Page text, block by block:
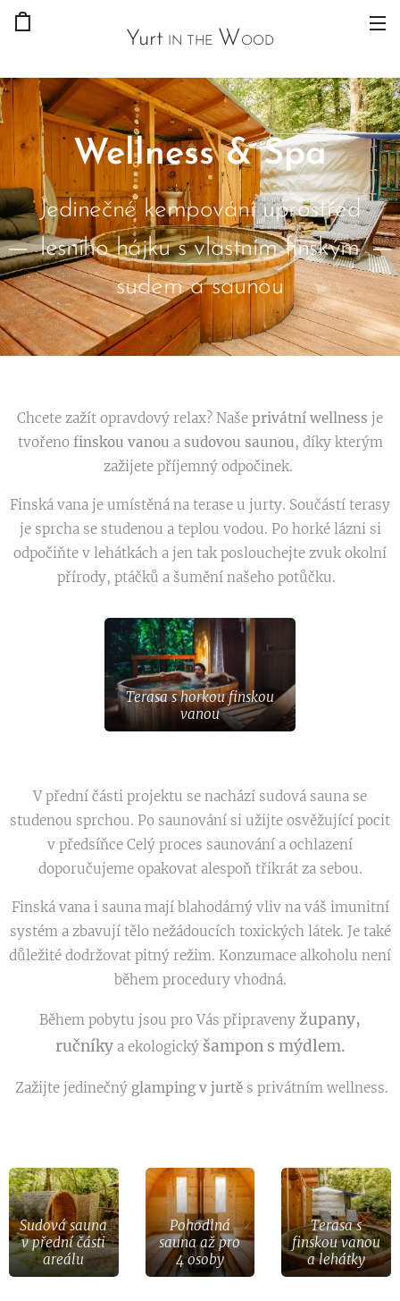
Yurt IN THE W OOD
Wellness & Spa
Jedinečné kempování uprostřed
lesního hájku s vlastním finským
sudem a saunou
Chcete zažít opravdový relax? Naše privátní wellness je
tvořeno finskou vanou a sudovou saunou, díky kterým
zažijete příjemný odpočinek.
Finská vana je umístěná na terase u jurty. Součástí terasy
je sprcha se studenou a teplou vodou. Po horké lázni si
odpočiňte v lehátkách a jen tak poslouchejte zvuk okolní
přírody, ptáčků a šumění našeho potůčku.
Terasa s horkou finskou
vanou
V přední části projektu se nachází sudová sauna se
studenou sprchou. Po saunování si užijte osvěžující pocit
v předsíňce Celý proces saunování a ochlazení
doporučujeme opakovat alespoň třikrát za sebou.
Finská vana i sauna mají blahodárný vliv na váš imunitní
systém a zbavují tělo nežádoucích toxických látek. Je také
důležité dodržovat pitný režim. Konzumace alkoholu není
během procedury vhodná.
Během pobytu jsou pro Vás připraveny župany,
ručníkya ekologický šampon s mýdlem.
Zažijte jedinečný glamping v jurtě s privátním wellness.
Sudová sauna
v přední části
areálu
Pohodlná
sauna až pro
4 osoby
Terasa s
finskou vanou
a lehátky